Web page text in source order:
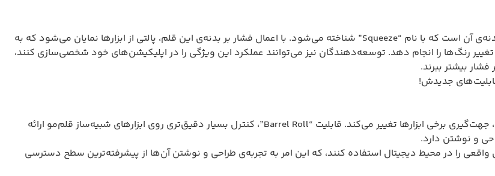
یکی از ویژگی‌های جدید قلم لمسی اپل پنسل پرو، قابلیت تشخیص فشار روی بدنه‌ی آن است که با نام “Squeeze” شناخته می‌شود. با اعمال فشار بر بدنه‌ی این قلم، پالتی از ابزارها نمایان می‌شود که به
رنگ‌ها را انجام دهد. توسعه‌دهندگان نیز می‌توانند عملکرد این ویژگی را در اپلیکیشن‌های خود شخصی‌سازی کنند،
بیشتر ببرند.
قلم لمسی اپل پنسل پرو از ژیروسکوپ استفاده می‌کند و با چرخاندن بدنه‌ی آن، جهت‌گیری برخی ابزارها تغییر می‌کند. قابلیت “Barrel Roll”، کنترل بسیار دقیق‌تری روی ابزارهای شبیه‌ساز قلم‌مو ارائه
و نوشتن دارد.
واقعی را در محیط دیجیتال استفاده کنند، که این امر به تجربه‌ی طراحی و نوشتن آن‌ها از پیشرفته‌ترین سطح دسترسی